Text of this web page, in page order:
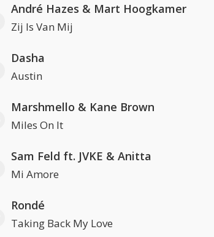
André Hazes & Mart Hoogkamer
Zij Is Van Mij
Dasha
Austin
Marshmello & Kane Brown
Miles On It
Sam Feld ft. JVKE & Anitta
Mi Amore
Rondé
Taking Back My Love